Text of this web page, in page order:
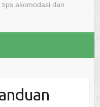
akomodasi dan